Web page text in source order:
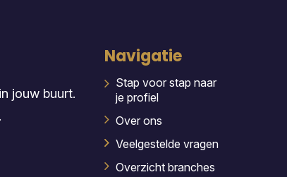
jouw buurt.
Navigatie
Stap voor stap naar
je profiel
Over ons
Veelgestelde vragen
Overzicht branches